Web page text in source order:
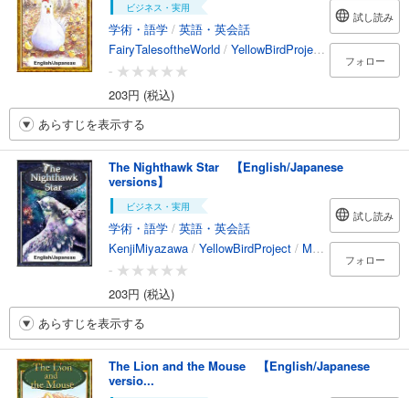
ビジネス・実用
学術・語学 / 英語・英会話
FairyTalesoftheWorld / YellowBirdProject /Chihiroi/
-
203円 (税込)
試し読み
フォロー
あらすじを表示する
The Nighthawk Star 【English/Japanese
versions】
ビジネス・実用
学術・語学 / 英語・英会話
KenjiMiyazawa / YellowBirdProject / MitsutoshiKatsunaga
-
203円 (税込)
試し読み
フォロー
あらすじを表示する
The Lion and the Mouse 【English/Japanese
versio...